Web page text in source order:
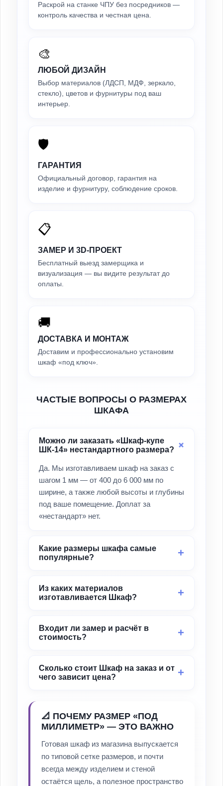
Раскрой на станке ЧПУ без посредников —
контроль качества и честная цена.
🎨
ЛЮБОЙ ДИЗАЙН
Выбор материалов (ЛДСП, МДФ, зеркало,
стекло), цветов и фурнитуры под ваш
интерьер.
🛡️
ГАРАНТИЯ
Официальный договор, гарантия на
изделие и фурнитуру, соблюдение сроков.
📋
ЗАМЕР И 3D-ПРОЕКТ
Бесплатный выезд замерщика и
визуализация — вы видите результат до
оплаты.
🚚
ДОСТАВКА И МОНТАЖ
Доставим и профессионально установим
шкаф «под ключ».
ЧАСТЫЕ ВОПРОСЫ О РАЗМЕРАХ
ШКАФА
Можно ли заказать «Шкаф-купе
ШК-14» нестандартного размера?
Да. Мы изготавливаем шкаф на заказ с
шагом 1 мм — от 400 до 6 000 мм по
ширине, а также любой высоты и глубины
под ваше помещение. Доплат за
«нестандарт» нет.
Какие размеры шкафа самые
популярные?
Из каких материалов
изготавливается Шкаф?
Входит ли замер и расчёт в
стоимость?
Сколько стоит Шкаф на заказ и от
чего зависит цена?
📐 ПОЧЕМУ РАЗМЕР «ПОД
МИЛЛИМЕТР» — ЭТО ВАЖНО
Готовая шкаф из магазина выпускается
по типовой сетке размеров, и почти
всегда между изделием и стеной
остаётся щель, а полезное пространство